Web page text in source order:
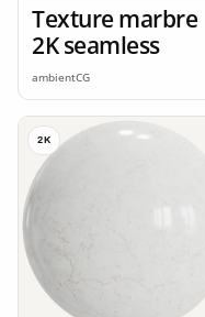
Texture marbre
2K seamless
ambientCG
2K